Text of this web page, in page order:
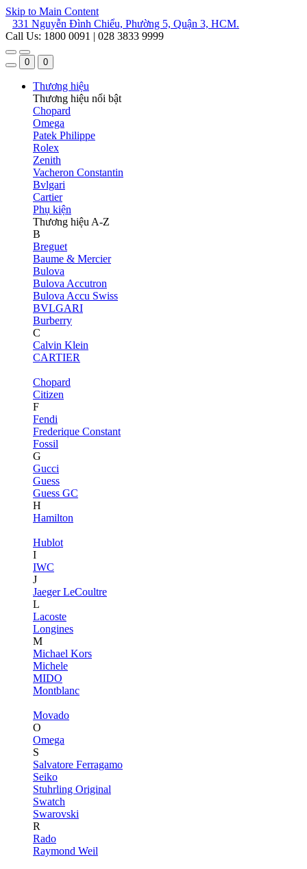
Skip to Main Content
331 Nguyễn Đình Chiểu, Phường 5, Quận 3, HCM.
Call Us: 1800 0091 | 028 3833 9999
0 0
Thương hiệu
Thương hiệu nổi bật
Chopard
Omega
Patek Philippe
Rolex
Zenith
Vacheron Constantin
Bvlgari
Cartier
Phụ kiện
Thương hiệu A-Z
B
Breguet
Baume & Mercier
Bulova
Bulova Accutron
Bulova Accu Swiss
BVLGARI
Burberry
C
Calvin Klein
CARTIER
Chopard
Citizen
F
Fendi
Frederique Constant
Fossil
G
Gucci
Guess
Guess GC
H
Hamilton
Hublot
I
IWC
J
Jaeger LeCoultre
L
Lacoste
Longines
M
Michael Kors
Michele
MIDO
Montblanc
Movado
O
Omega
S
Salvatore Ferragamo
Seiko
Stuhrling Original
Swatch
Swarovski
R
Rado
Raymond Weil